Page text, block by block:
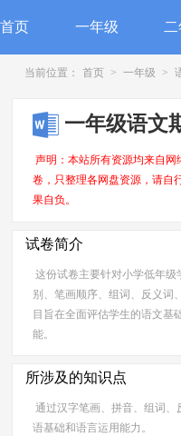
首页 一年级
当前位置： 首页 > 一年级 >
一年级语文
声明：本站所有资源均来自
卷，只整理各网盘资源，请自
果自负。
试卷简介
这份试卷主要针对小学低年
别、笔画顺序、组词、反义词
目旨在全面评估学生的语文基
能。
所涉及的知识点
通过汉字笔画、拼音、组词、
语基础和语言运用能力。